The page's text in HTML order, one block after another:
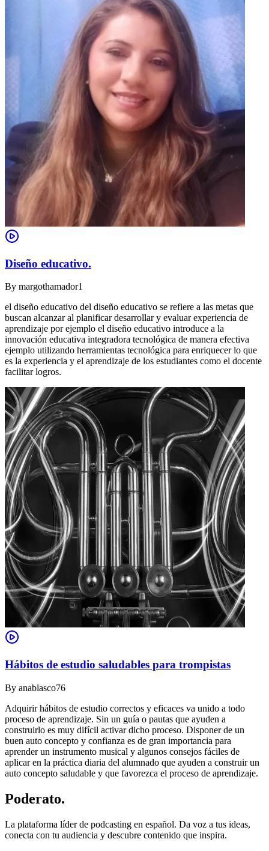
Diseño educativo.
By margothamador1
el diseño educativo del diseño educativo se refiere a las metas que
buscan alcanzar al planificar desarrollar y evaluar experiencia de
aprendizaje por ejemplo el diseño educativo introduce a la
innovación educativa integradora tecnológica de manera efectiva
ejemplo utilizando herramientas tecnológica para enriquecer lo que
es la experiencia y el aprendizaje de los estudiantes como el docente
facilitar logros.
Hábitos de estudio saludables para trompistas
By anablasco76
Adquirir hábitos de estudio correctos y eficaces va unido a todo
proceso de aprendizaje. Sin un guía o pautas que ayuden a
construirlo es muy difícil activar dicho proceso. Disponer de un
buen auto concepto y confianza es de gran importancia para
aprender un instrumento musical y algunos consejos fáciles de
aplicar en la práctica diaria del alumnado que ayuden a construir un
auto concepto saludable y que favorezca el proceso de aprendizaje.
Poderato.
La plataforma líder de podcasting en español. Da voz a tus ideas,
conecta con tu audiencia y descubre contenido que inspira.